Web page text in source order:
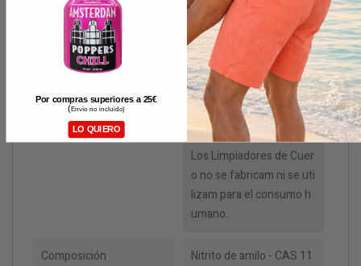
Ficha técnica
Descripción
Original y Fuerte Leather
Cleaner: diseñados y fab
ricados para la limpieza y
acondicionamiento de Pr
endas, Juguetes y Acce
sorios Eróticos de Cuero.
Los Limpiadores de Cuer
o no se fabricam ni se uti
lizam para el consumo h
umano.
Composición
Nitrito de amilo - CAS 11
Por compras superiores a 25€
(Envío no incluido)
LO QUIERO